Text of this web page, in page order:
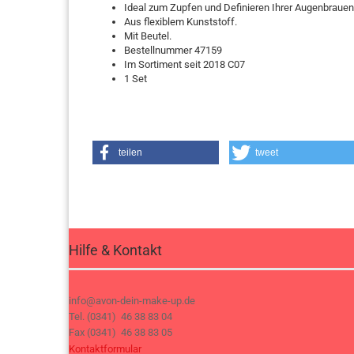
Ideal zum Zupfen und Definieren Ihrer
Aus flexiblem Kunststoff.
Mit Beutel.
Bestellnummer 47159
Im Sortiment seit 2018 C07
1 Set
teilen tweet
Hilfe & Kontakt
info@avon-dein-make-up.de
Tel. (0341) 46 38 83 04
Fax (0341) 46 38 83 05
Kontaktformular